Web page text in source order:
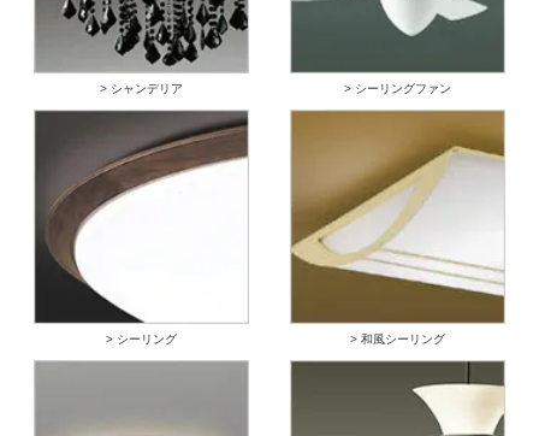
> シャンデリア > シーリングファン
> シーリング > 和風シーリング